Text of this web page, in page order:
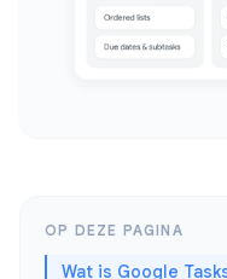
OP DEZE PAGINA
Wat is Google